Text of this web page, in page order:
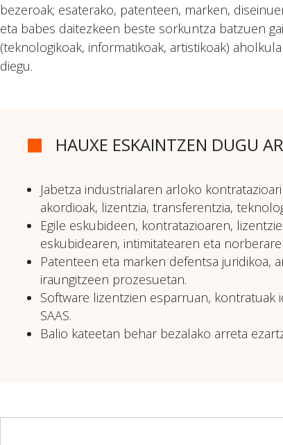
bezeroak; esaterako, patenteen, marken,
eta babes daitezkeen beste sorkuntza batzuen
(teknologikoak, informatikoak, artistikoak)
diegu.
HAUXE ESKAINTZEN DUGU
Jabetza industrialaren arloko
akordioak, lizentzia, transferentzia,
Egile eskubideen, kontratazioaren,
eskubidearen, intimitatearen eta
Patenteen eta marken defentsa juridikoa,
iraungitzeen prozesuetan.
Software lizentzien esparruan, kontratuak
SAAS.
Balio kateetan behar bezalako arreta